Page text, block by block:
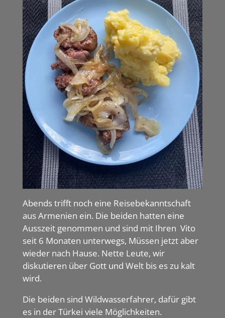
Abends trifft noch eine Reisebekanntschaft
aus Armenien ein. Die beiden hatten eine
Ausszeit genommen und sind mit Ihren Vito
seit 6 Monaten unterwegs, Müssen jetzt aber
wieder nach Hause. Nette Leute, wir
diskutieren über Gott und Welt bis es zu kalt
wird.
Die beiden sind Wildwasserfahrer, dafür gibt
es in der Türkei viele Möglichkeiten.